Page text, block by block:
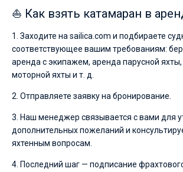
⛵ Как взять катамаран в
1. Заходите на sailica.com и подбираете
соответствующее вашим требованиям:
аренда с экипажем, аренда парусной
моторной яхты и т. д.
2. Отправляете заявку на бронирование.
3. Наш менеджер связывается с вами для
дополнительных пожеланий и
яхтенным вопросам.
4. Последний шаг — подписание